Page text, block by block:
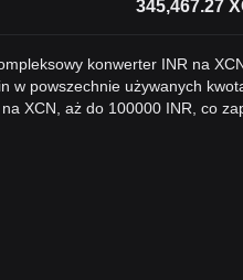
345,467.27
konwerter INR na
w powszechnie używanych
XCN, aż do 100000 INR, co